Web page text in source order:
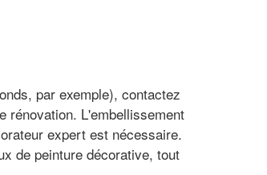
par exemple), contactez
rénovation. L'embellissement
expert est nécessaire.
de peinture décorative, tout